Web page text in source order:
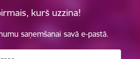
kurš uzzina!
saņemšanai savā e-pastā.